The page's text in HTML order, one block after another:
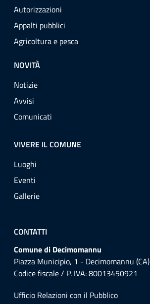
Autorizzazioni
Appalti pubblici
Agricoltura e pesca
NOVITÀ
Notizie
Avvisi
Comunicati
VIVERE IL COMUNE
Luoghi
Eventi
Gallerie
CONTATTI
Comune di Decimomannu
Piazza Municipio, 1 - Decimomannu (CA)
Codice fiscale / P. IVA: 80013450921
Ufficio Relazioni con il Pubblico